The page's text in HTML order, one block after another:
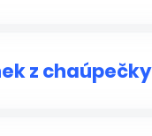
z chaúpečky